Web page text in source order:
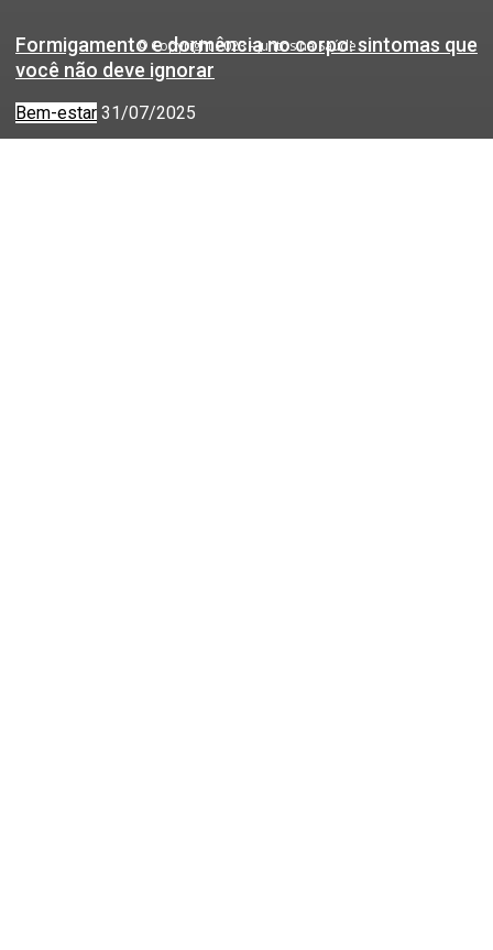
Formigamento e dormência no corpo: sintomas que
você não deve ignorar
Bem-estar 31/07/2025
© Copyright 2023 - Juntos na Saúde